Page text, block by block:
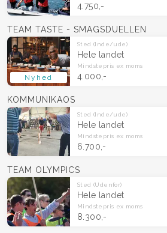
4.750,-
Nyhed
TEAM TASTE - SMAGSDUELLEN
Sted (Inde/ude)
Hele landet
Mindstepris ex moms
4.000,-
KOMMUNIKAOS
Sted (Inde/ude)
Hele landet
Mindstepris ex moms
6.700,-
TEAM OLYMPICS
Sted (Udenfor)
Hele landet
Mindstepris ex moms
8.300,-